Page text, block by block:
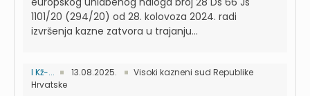
1101/20 (294/20) od 28. kolovoza 2024. radi
izvršenja kazne zatvora u trajanju...
I Kž-... 13.08.2025.
Visoki kazneni sud Republike
Hrvatske